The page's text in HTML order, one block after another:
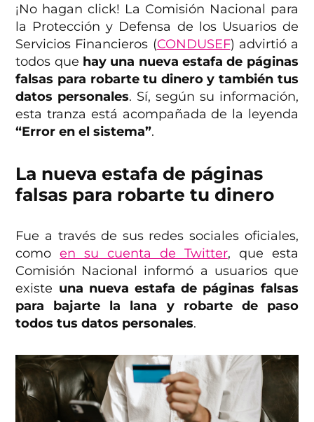
¡No hagan click! La Comisión Nacional para
la Protección y Defensa de los Usuarios de
Servicios Financieros (CONDUSEF) advirtió a
todos que hay una nueva estafa de páginas
falsas para robarte tu dinero y también tus
datos personales. Sí, según su información,
esta tranza está acompañada de la leyenda
“Error en el sistema”.
La nueva estafa de páginas
falsas para robarte tu dinero
Fue a través de sus redes sociales oficiales,
comoen su cuenta de Twitter, que esta
Comisión Nacional informó a usuarios que
existe una nueva estafa de páginas falsas
para bajarte la lana y robarte de paso
todos tus datos personales.